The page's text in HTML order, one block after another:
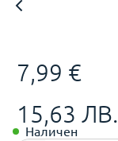
7,99 €
15,63 ЛВ.
Наличен